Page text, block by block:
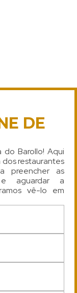
DE
do Barollo! Aqui
restaurantes
preencher as
e aguardar a
vê-lo em